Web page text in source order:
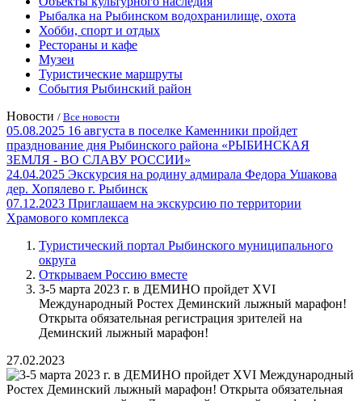
Рыбалка на Рыбинском водохранилище, охота
Хобби, спорт и отдых
Рестораны и кафе
Музеи
Туристические маршруты
События Рыбинский район
Новости / Все новости
05.08.2025 16 августа в поселке Каменники пройдет
празднование дня Рыбинского района «РЫБИНСКАЯ
ЗЕМЛЯ - ВО СЛАВУ РОССИИ»
24.04.2025 Экскурсия на родину адмирала Федора Ушакова
дер. Хопялево г. Рыбинск
07.12.2023 Приглашаем на экскурсию по территории
Храмового комплекса
Туристический портал Рыбинского муниципального
округа
Открываем Россию вместе
3-5 марта 2023 г. в ДЕМИНО пройдет XVI
Международный Ростех Деминский лыжный марафон!
Открыта обязательная регистрация зрителей на
Деминский лыжный марафон!
27.02.2023